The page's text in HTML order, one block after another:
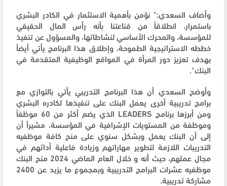
وأضاف السعدي:" نؤمن بأهمية الاستثمار في الكادر البشري
باستمرار، انطلاقاً من قناعتنا بأنه رأس المال الحقيقي
للمؤسسة، والمحرك الأساسي لنشاطاتها، والمسؤول عن تنفيذ
خططه الاستراتيجية الطموحة، وإطلاق هذا البرنامج يأتي أيضاً
بهدف تعزيز دور المرأة في المواقع الوظيفية المتقدمة في
البنك".
وأوضح السعدي أن هذا البرنامج التدريبي يأتي بالتوازي مع
برامج تدريبية أخرى يعمل البنك على تنفيذها لكادره البشري
ومن أبرزها برنامج LEADERS الذي يضم أكثر من 60 موظفاً
وموظفة من المستويات الإشرافية في المؤسسة، مشيراً أن
إلى أن البنك يعمل وبشكل سنوي على منح كافة موظفيه
التدريبات اللازمة لتطوير مهاراتهم وزيادة فاعلية أدائهم في
مجال عملهم، حيث أنه و خلال العام الماضي 2024 منح البنك
موظفيه عشرات البرامج التدريبية وبمجموع ما يزيد عن 2400
مشاركة تدريبية.